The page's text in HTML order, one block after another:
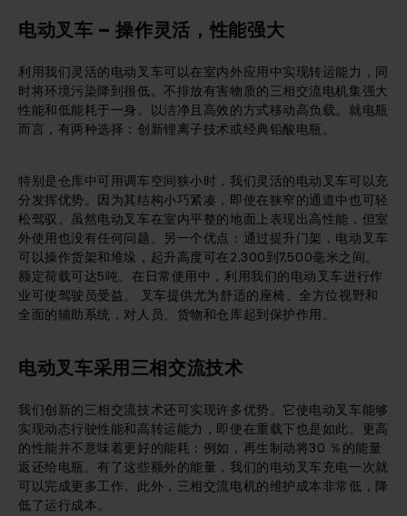
电动叉车 – 操作灵活，性能强大
利用我们灵活的电动叉车可以在室内外应用中实现转运能力，同
时将环境污染降到很低。不排放有害物质的三相交流电机集强大
性能和低能耗于一身。以洁净且高效的方式移动高负载。就电瓶
而言，有两种选择：创新锂离子技术或经典铅酸电瓶。
特别是仓库中可用调车空间狭小时，我们灵活的电动叉车可以充
分发挥优势。因为其结构小巧紧凑，即使在狭窄的通道中也可轻
松驾驭。虽然电动叉车在室内平整的地面上表现出高性能，但室
外使用也没有任何问题。另一个优点：通过提升门架，电动叉车
可以操作货架和堆垛，起升高度可在2,300到7,500毫米之间。
额定荷载可达5吨。在日常使用中，利用我们的电动叉车进行作
业可使驾驶员受益。 叉车提供尤为舒适的座椅、全方位视野和
全面的辅助系统，对人员、货物和仓库起到保护作用。
电动叉车采用三相交流技术
我们创新的三相交流技术还可实现许多优势。它使电动叉车能够
实现动态行驶性能和高转运能力，即使在重载下也是如此。更高
的性能并不意味着更好的能耗：例如，再生制动将30 ％的能量
返还给电瓶。有了这些额外的能量，我们的电动叉车充电一次就
可以完成更多工作。此外，三相交流电机的维护成本非常低，降
低了运行成本。